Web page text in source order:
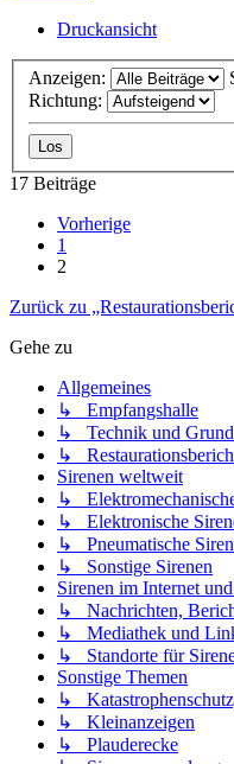
Druckansicht
Anzeigen:
Richtung:
17 Beiträge
Vorherige
1
2
Zurück zu
Gehe zu
Allgemeines
↳ Empfangshalle
↳ Technik und
↳
Sirenen weltweit
↳
↳ Elektronische
↳ Pneumatische
↳ Sonstige Sirenen
Sirenen im Internet
↳ Nachrichten,
↳ Mediathek und
↳ Standorte für
Sonstige Themen
↳
↳ Kleinanzeigen
↳ Plauderecke